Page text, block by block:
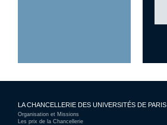
LA CHANCELLERIE DES UNIVERSITÉS DE PARIS
Organisation et Missions
Les prix de la Chancellerie